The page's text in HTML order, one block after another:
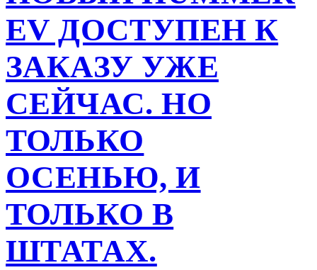
и
EV ДОСТУПЕН К
ЗАКАЗУ УЖЕ
СЕЙЧАС. НО
ТОЛЬКО
ОСЕНЬЮ, И
ТОЛЬКО В
ШТАТАХ.